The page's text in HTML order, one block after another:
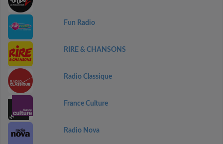
Fun Radio
RIRE & CHANSONS
Radio Classique
France Culture
Radio Nova